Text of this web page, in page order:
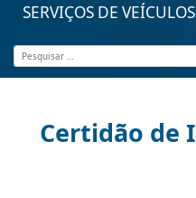
SERVIÇOS DE VEÍCULOS